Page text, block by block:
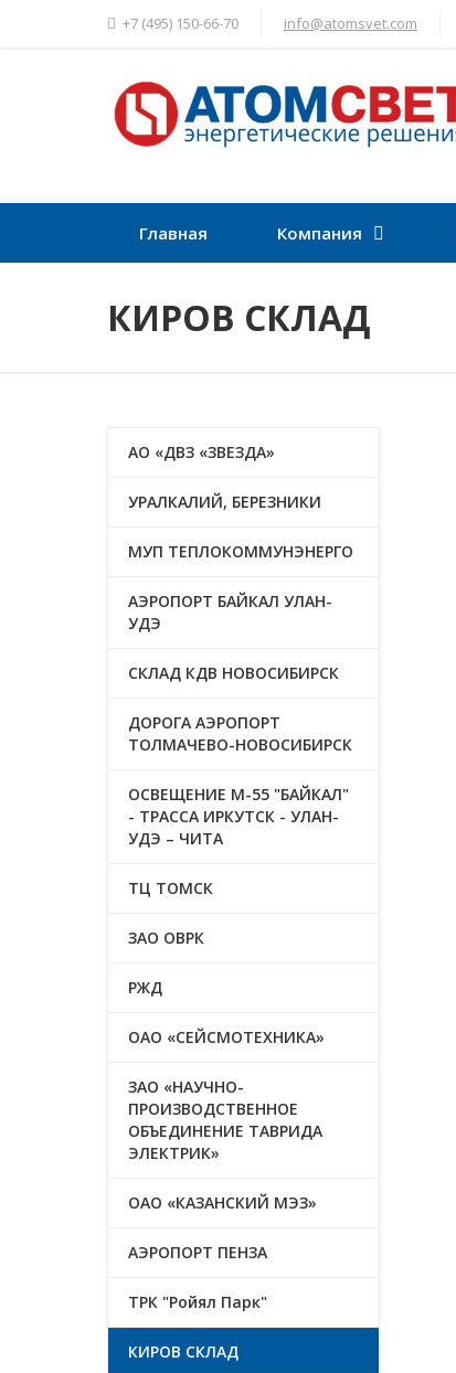
+7 (495) 150-66-70 info@atomsvet.com
Главная Компания
КИРОВ СКЛАД
АО «ДВЗ «ЗВЕЗДА»
УРАЛКАЛИЙ, БЕРЕЗНИКИ
МУП ТЕПЛОКОММУНЭНЕРГО
АЭРОПОРТ БАЙКАЛ УЛАН-
УДЭ
СКЛАД КДВ НОВОСИБИРСК
ДОРОГА АЭРОПОРТ
ТОЛМАЧЕВО-НОВОСИБИРСК
ОСВЕЩЕНИЕ М-55 "БАЙКАЛ"
- ТРАССА ИРКУТСК - УЛАН-
УДЭ – ЧИТА
ТЦ ТОМСК
ЗАО ОВРК
РЖД
ОАО «СЕЙСМОТЕХНИКА»
ЗАО «НАУЧНО-
ПРОИЗВОДСТВЕННОЕ
ОБЪЕДИНЕНИЕ ТАВРИДА
ЭЛЕКТРИК»
ОАО «КАЗАНСКИЙ МЭЗ»
АЭРОПОРТ ПЕНЗА
ТРК "Ройял Парк"
КИРОВ СКЛАД